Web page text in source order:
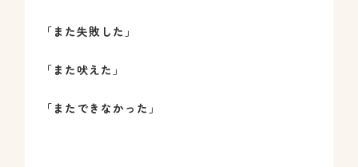
「また失敗した」
「また吠えた」
「またできなかった」